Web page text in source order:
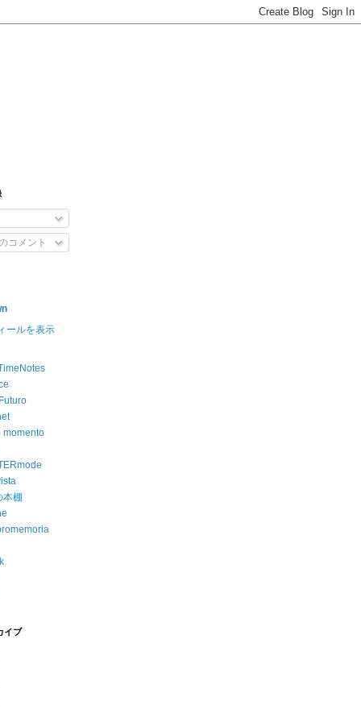
コメント
ールを表示
momento
本棚
イブ